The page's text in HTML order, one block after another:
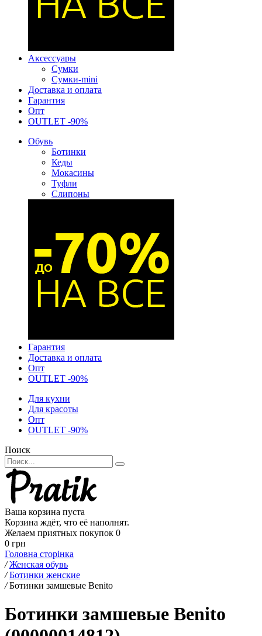
Аксессуары
Сумки
Сумки-mini
Доставка и оплата
Гарантия
Опт
OUTLET -90%
Обувь
Ботинки
Кеды
Мокасины
Туфли
Слипоны
Гарантия
Доставка и оплата
Опт
OUTLET -90%
Для кухни
Для красоты
Опт
OUTLET -90%
Поиск
Ваша корзина пуста
Корзина ждёт, что её наполнят.
Желаем приятных покупок 0
0 грн
Головна сторінка
/ Женская обувь
/ Ботинки женские
/ Ботинки замшевые Benito
Ботинки замшевые Benito